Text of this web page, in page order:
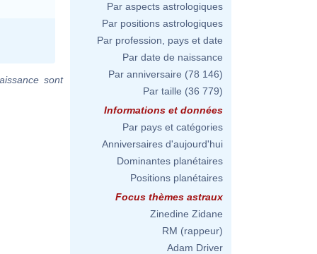
sont
Par aspects astrologiques
Par positions astrologiques
Par profession, pays et date
Par date de naissance
Par anniversaire (78 146)
Par taille (36 779)
Informations et données
Par pays et catégories
Anniversaires d'aujourd'hui
Dominantes planétaires
Positions planétaires
Focus thèmes astraux
Zinedine Zidane
RM (rappeur)
Adam Driver